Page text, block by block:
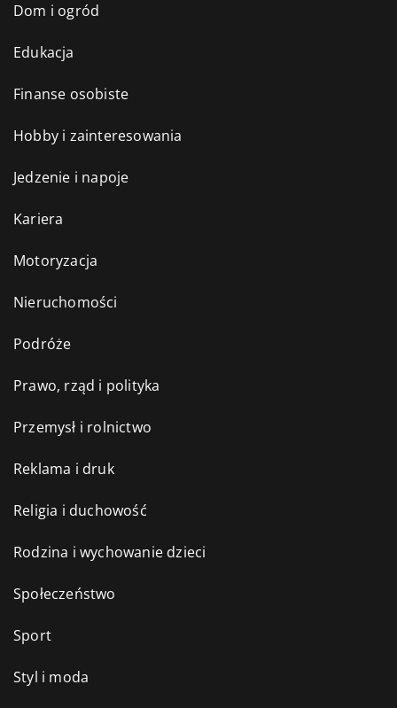
Dom i ogród
Edukacja
Finanse osobiste
Hobby i zainteresowania
Jedzenie i napoje
Kariera
Motoryzacja
Nieruchomości
Podróże
Prawo, rząd i polityka
Przemysł i rolnictwo
Reklama i druk
Religia i duchowość
Rodzina i wychowanie dzieci
Społeczeństwo
Sport
Styl i moda